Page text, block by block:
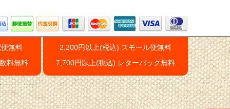
無料
料無料
2,200円以上(税込) スモール便無料
7,700円以上(税込) レターパック無料